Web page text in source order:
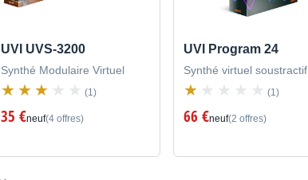
UVI UVS-3200
Synthé Modulaire Virtuel
(1)
35 €neuf(4 offres)
UVI Program 24
Synthé virtuel soustractif
(1)
66 €neuf(2 offres)